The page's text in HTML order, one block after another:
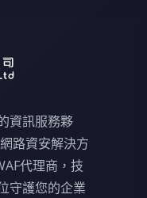
資訊服務夥
路資安解決方
代理商，技
守護您的企業